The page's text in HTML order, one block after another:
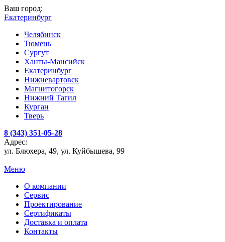
Ваш город:
Екатеринбург
Челябинск
Тюмень
Сургут
Ханты-Мансийск
Екатеринбург
Нижневартовск
Магнитогорск
Нижний Тагил
Курган
Тверь
8 (343) 351-05-28
Адрес:
ул. Блюхера, 49, ул. Куйбышева, 99
Меню
О компании
Сервис
Проектирование
Сертификаты
Доставка и оплата
Контакты